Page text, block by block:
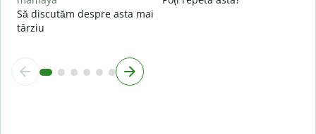
Să discutăm despre asta mai
târziu